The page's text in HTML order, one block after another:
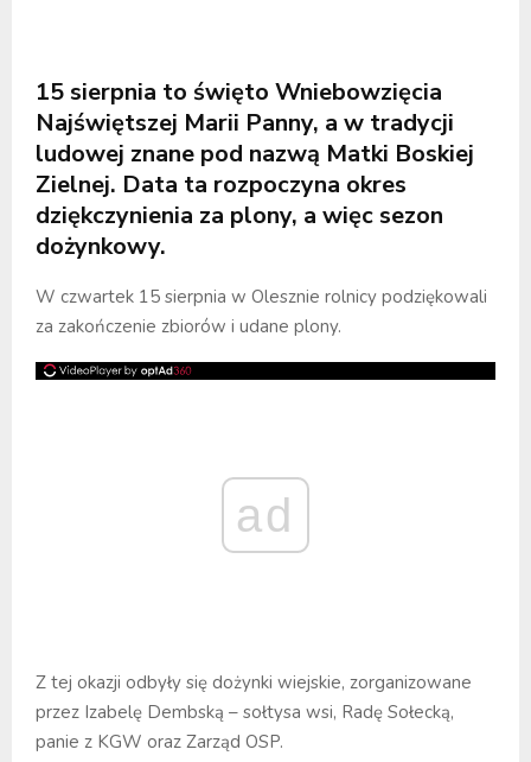
15 sierpnia to święto Wniebowzięcia
Najświętszej Marii Panny, a w tradycji
ludowej znane pod nazwą Matki Boskiej
Zielnej. Data ta rozpoczyna okres
dziękczynienia za plony, a więc sezon
dożynkowy.
W czwartek 15 sierpnia w Olesznie rolnicy podziękowali
za zakończenie zbiorów i udane plony.
ad
Z tej okazji odbyły się dożynki wiejskie, zorganizowane
przez Izabelę Dembską – sołtysa wsi, Radę Sołecką,
panie z KGW oraz Zarząd OSP.